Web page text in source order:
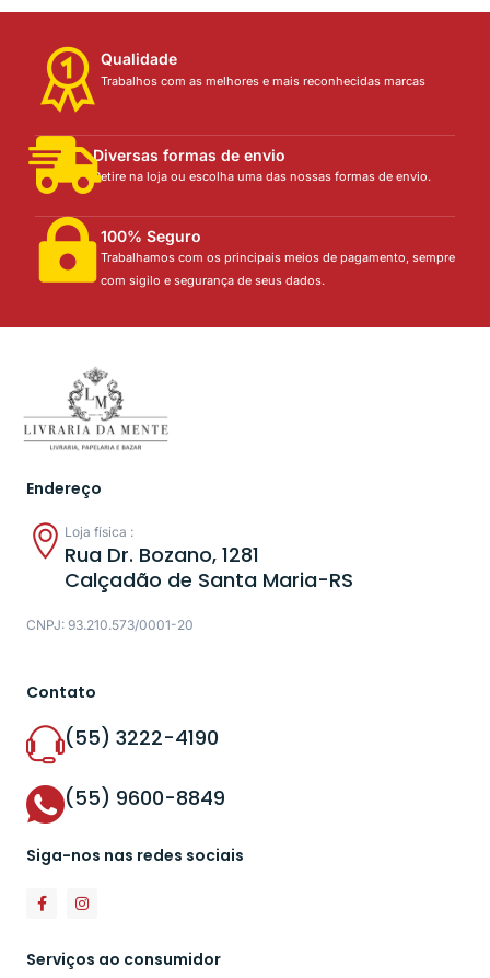
Qualidade
Trabalhos com as melhores e mais reconhecidas marcas
Diversas formas de envio
Retire na loja ou escolha uma das nossas formas de envio.
100% Seguro
Trabalhamos com os principais meios de pagamento, sempre
com sigilo e segurança de seus dados.
Endereço
Loja física :
Rua Dr. Bozano, 1281
Calçadão de Santa Maria-RS
CNPJ: 93.210.573/0001-20
Contato
(55) 3222-4190
(55) 9600-8849
Siga-nos nas redes sociais
Serviços ao consumidor